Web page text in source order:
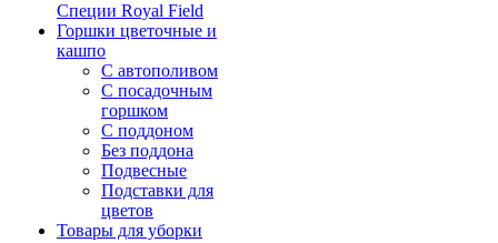
Специи Royal Field
Горшки цветочные и
кашпо
С автополивом
С посадочным
горшком
С поддоном
Без поддона
Подвесные
Подставки для
цветов
Товары для уборки